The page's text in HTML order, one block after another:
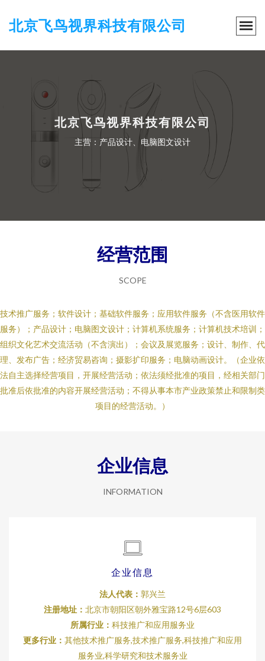
北京飞鸟视界科技有限公司
北京飞鸟视界科技有限公司
主营：产品设计、电脑图文设计
经营范围
SCOPE
技术推广服务；软件设计；基础软件服务；应用软件服务（不含医用软件
服务）；产品设计；电脑图文设计；计算机系统服务；计算机技术培训；
组织文化艺术交流活动（不含演出）；会议及展览服务；设计、制作、代
理、发布广告；经济贸易咨询；摄影扩印服务；电脑动画设计。（企业依
法自主选择经营项目，开展经营活动；依法须经批准的项目，经相关部门
批准后依批准的内容开展经营活动；不得从事本市产业政策禁止和限制类
项目的经营活动。）
企业信息
INFORMATION
企业信息
法人代表： 郭兴兰
注册地址： 北京市朝阳区朝外雅宝路12号6层603
所属行业： 科技推广和应用服务业
更多行业： 其他技术推广服务,技术推广服务,科技推广和应用
服务业,科学研究和技术服务业